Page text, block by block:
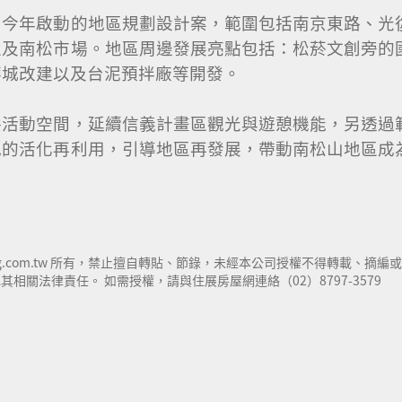
年啟動的地區規劃設計案，範圍包括南京東路、光
南松市場。地區周邊發展亮點包括：松菸文創旁的
改建以及台泥預拌廠等開發。
動空間，延續信義計畫區觀光與遊憩機能，另透過
活化再利用，引導地區再發展，帶動南松山地區成
所有，禁止擅自轉貼、節錄，未經本公司授權不得轉載、摘編或
相關法律責任。 如需授權，請與住展房屋網連絡（02）8797-3579